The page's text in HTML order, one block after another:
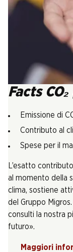
Facts
Emissione di
Contributo al
Spese per il
L’esatto
al momento della
clima, sostiene
del Gruppo
consulti la nostra
futuro».
Maggiori